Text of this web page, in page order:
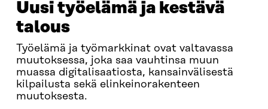
Uusi työelämä ja kestävä
talous
Työelämä ja työmarkkinat ovat valtavassa
muutoksessa, joka saa vauhtinsa muun
muassa digitalisaatiosta, kansainvälisestä
kilpailusta sekä elinkeinorakenteen
muutoksesta.